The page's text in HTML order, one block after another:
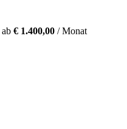
ab € 1.400,00 / Monat